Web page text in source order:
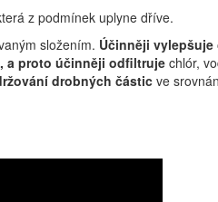
z podmínek uplyne dříve.
složením. Účinněji
a proto účinněji odfiltruje chlór,
drobných částicve